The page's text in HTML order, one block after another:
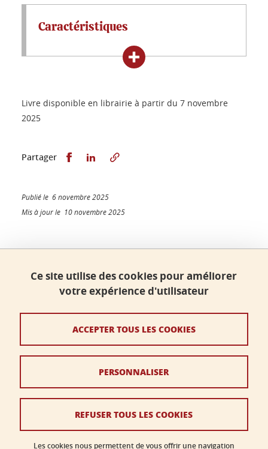
Caractéristiques
Livre disponible en librairie à partir du 7 novembre
2025
Partager Partager sur Facebook
Partager sur LinkedIn
Publié le 6 novembre 2025
Mis à jour le 10 novembre 2025
Faculté de sciences, Université Grenoble Alpes
230 rue de la Physique
faculte-sciences@univ-grenoble-alpes.fr
Mentions légales
Données personnelles
Gestion des cookies
Ce site utilise des cookies pour améliorer
votre expérience d'utilisateur
Les cookies nous permettent de vous offrir une navigation
ACCEPTER TOUS LES COOKIES
REFUSER TOUS LES COOKIES
PERSONNALISER